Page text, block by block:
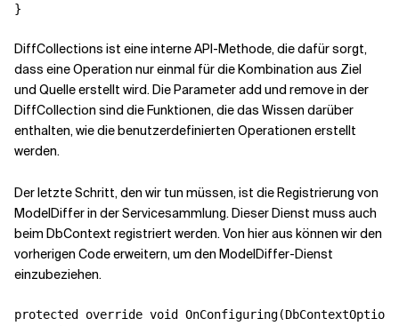
}
DiffCollections ist eine interne API-Methode, die dafür sorgt,
dass eine Operation nur einmal für die Kombination aus Ziel
und Quelle erstellt wird. Die Parameter add und remove in der
DiffCollection sind die Funktionen, die das Wissen darüber
enthalten, wie die benutzerdefinierten Operationen erstellt
werden.
Der letzte Schritt, den wir tun müssen, ist die Registrierung von
ModelDiffer in der Servicesammlung. Dieser Dienst muss auch
beim DbContext registriert werden. Von hier aus können wir den
vorherigen Code erweitern, um den ModelDiffer-Dienst
einzubeziehen.
protected override void